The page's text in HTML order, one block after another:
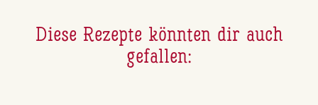
Diese Rezepte könnten dir auch
gefallen: